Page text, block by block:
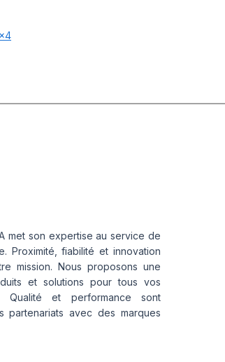
met son expertise au service de
Proximité, fiabilité et innovation
mission. Nous proposons une
et solutions pour tous vos
Qualité et performance sont
partenariats avec des marques